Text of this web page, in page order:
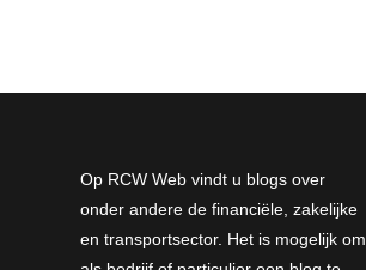
Op RCW Web vindt u blogs over
onder andere de financiële, zakelijke
en transportsector. Het is mogelijk om